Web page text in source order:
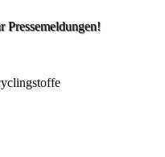
Pressemeldungen!